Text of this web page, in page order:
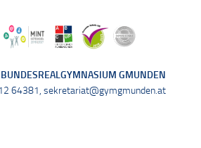
GMUNDEN
64381, sekretariat@gymgmunden.at